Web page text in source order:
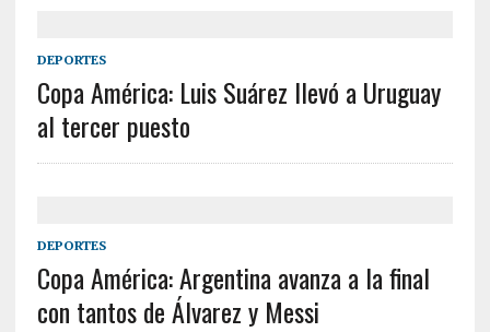
DEPORTES
Copa América: Luis Suárez llevó a Uruguay
al tercer puesto
DEPORTES
Copa América: Argentina avanza a la final
con tantos de Álvarez y Messi